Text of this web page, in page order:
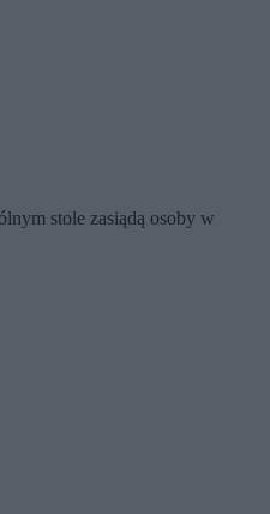
stole zasiądą osoby w